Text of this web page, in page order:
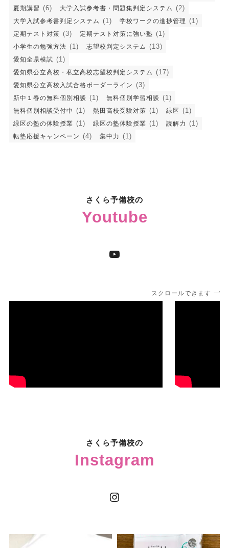
夏期講習 (6) 大学入試参考書・問題集判定システム (2)
大学入試参考書判定システム (1) 学校ワークの進捗管理 (1)
定期テスト対策 (3) 定期テスト対策に強い塾 (1)
小学生の勉強方法 (1) 志望校判定システム (13)
愛知全県模試 (1)
愛知県公立高校・私立高校志望校判定システム (17)
愛知県公立高校入試合格ボーダーライン (3)
新中１春の無料個別相談 (1) 無料個別学習相談 (1)
無料個別相談受付中 (1) 熱田高校受験対策 (1) 緑区 (1)
緑区の塾の体験授業 (1) 緑区の塾体験授業 (1) 読解力 (1)
転塾応援キャンペーン (4) 集中力 (1)
さくら予備校の
Youtube
YouTube
スクロールできます
さくら予備校の
Instagram
Instagram